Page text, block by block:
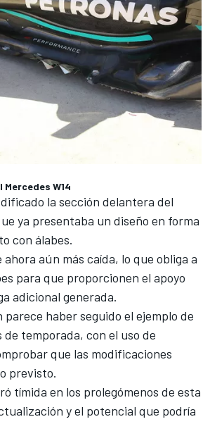
W14
la sección delantera del
ya presentaba un diseño en forma
con álabes.
aún más caída, lo que obliga a
para que proporcionen el apoyo
adicional generada.
parece haber seguido el ejemplo de
temporada, con el uso de
que las modificaciones
previsto.
tímida en los prolegómenos de esta
y el potencial que podría